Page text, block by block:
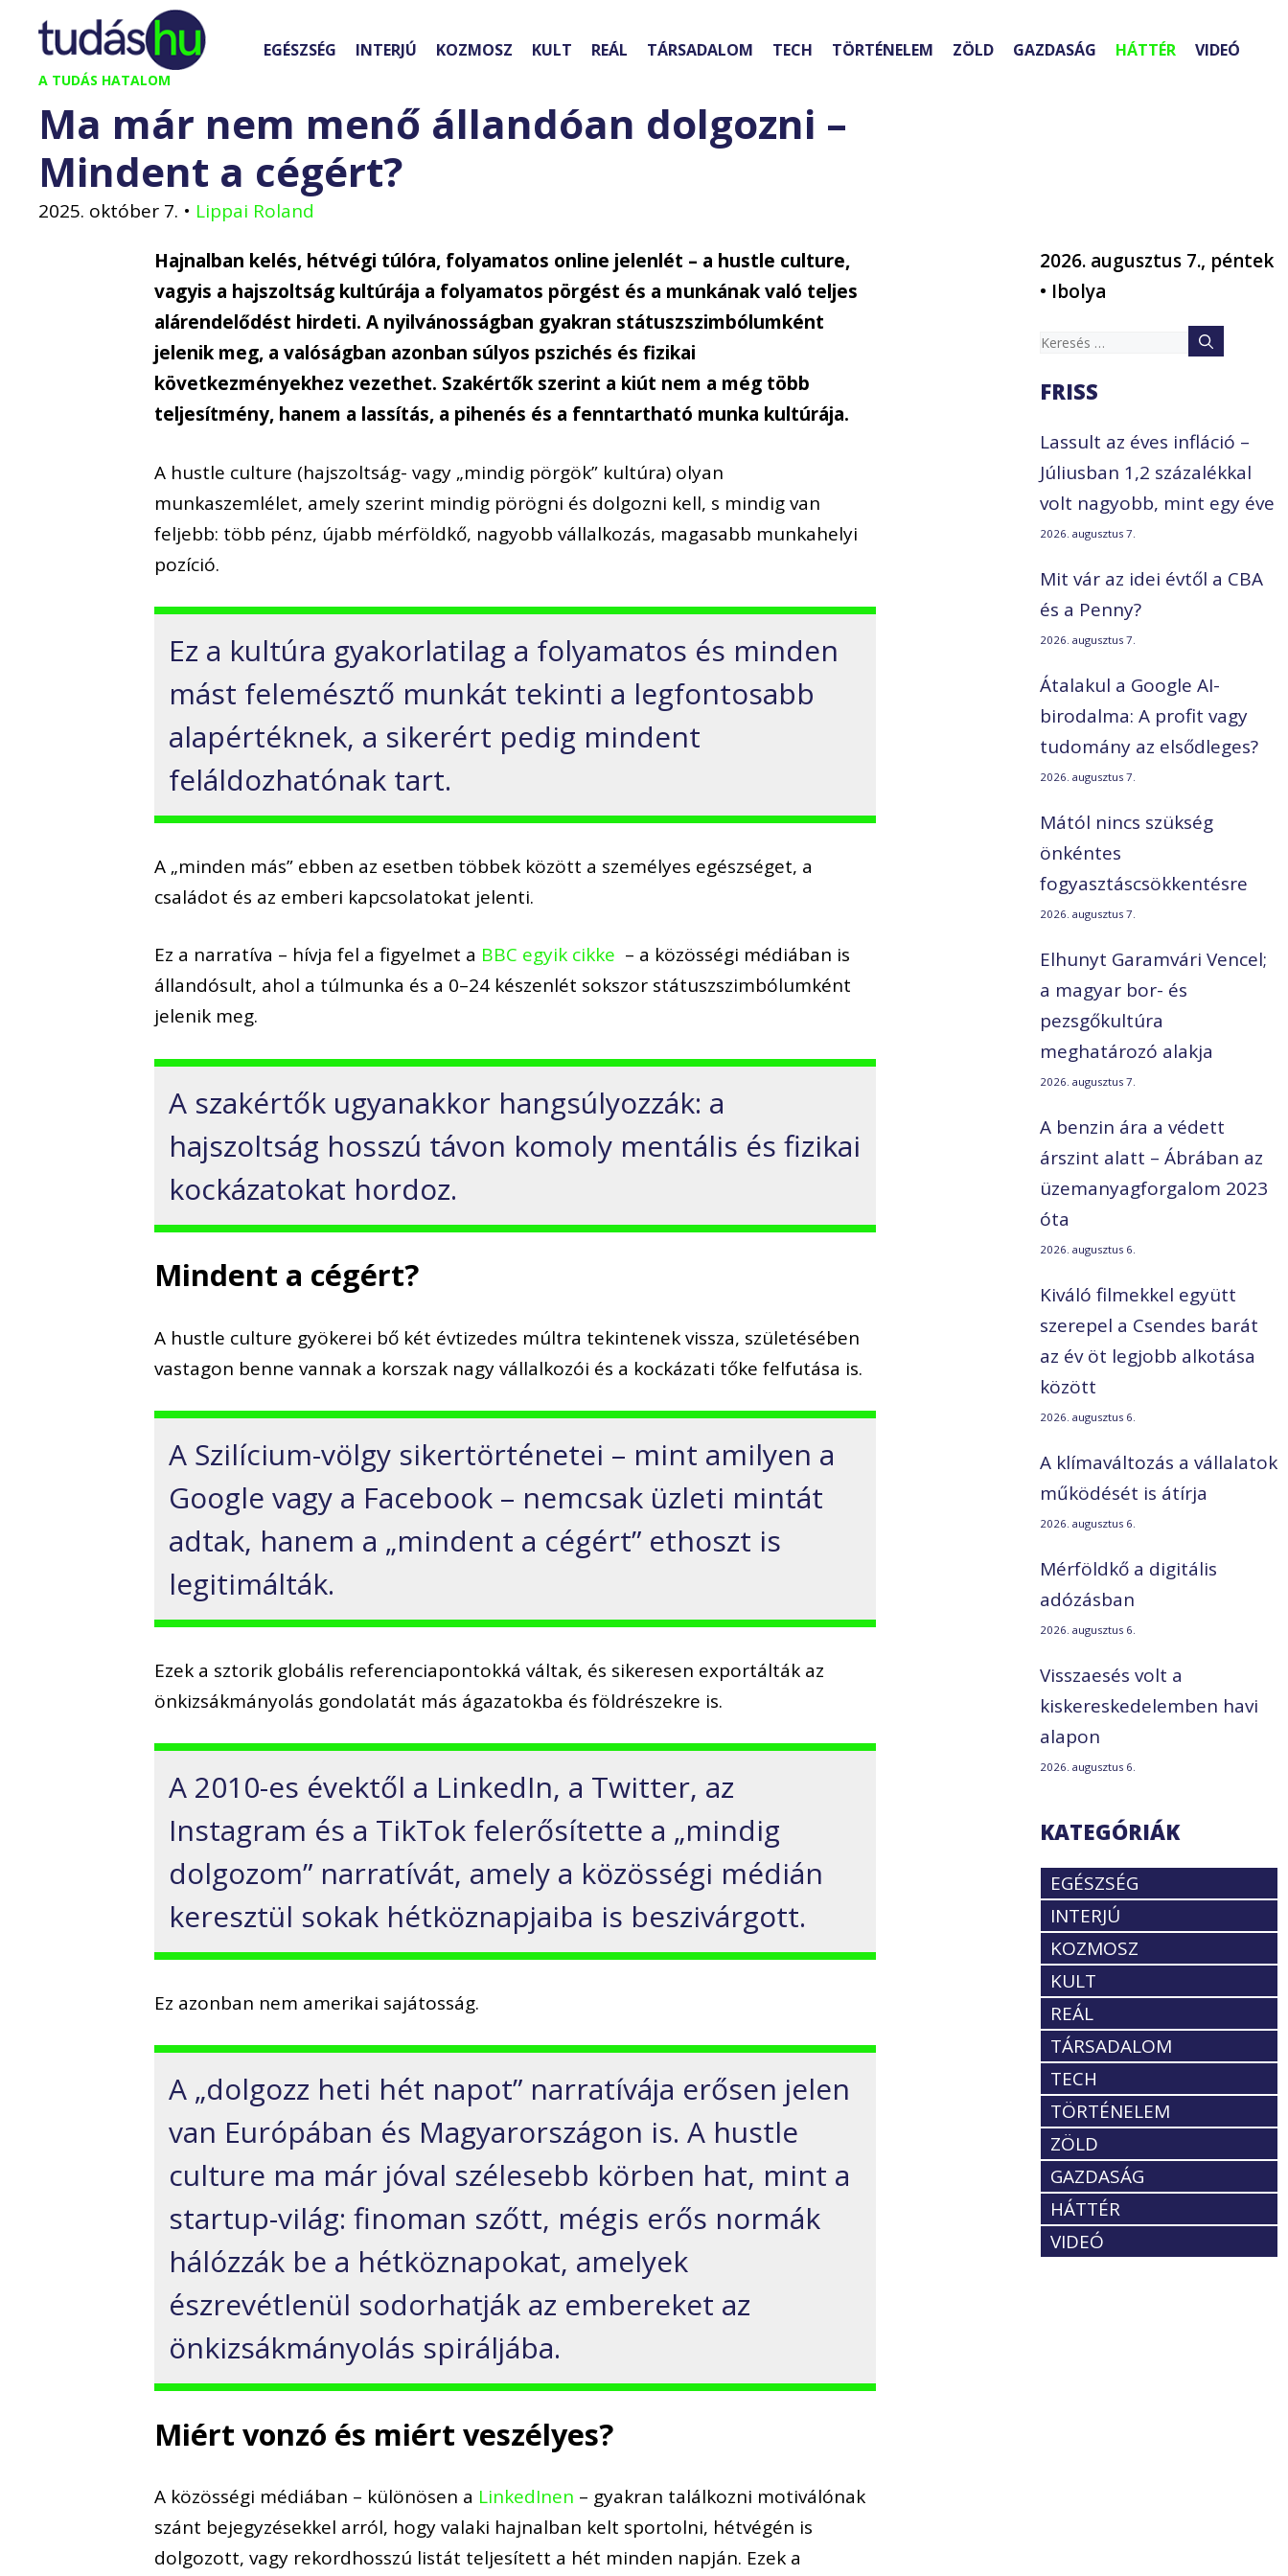
Kilépés
tartalomba
A TUDÁS HATALOM
EGÉSZSÉG INTERJÚ KOZMOSZ KULT REÁL TÁRSADALOM TECH TÖRTÉNELEM ZÖLD GAZDASÁG HÁTTÉR VIDEÓ
Ma már nem menő állandóan dolgozni –
Mindent a cégért?
2025. október 7. • Lippai Roland
Hajnalban kelés, hétvégi túlóra, folyamatos online jelenlét – a hustle culture,
vagyis a hajszoltság kultúrája a folyamatos pörgést és a munkának való teljes
alárendelődést hirdeti. A nyilvánosságban gyakran státuszszimbólumként
jelenik meg, a valóságban azonban súlyos pszichés és fizikai
következményekhez vezethet. Szakértők szerint a kiút nem a még több
teljesítmény, hanem a lassítás, a pihenés és a fenntartható munka kultúrája.
A hustle culture (hajszoltság- vagy „mindig pörgök” kultúra) olyan
munkaszemlélet, amely szerint mindig pörögni és dolgozni kell, s mindig van
feljebb: több pénz, újabb mérföldkő, nagyobb vállalkozás, magasabb munkahelyi
pozíció.
Ez a kultúra gyakorlatilag a folyamatos és minden
mást felemésztő munkát tekinti a legfontosabb
alapértéknek, a sikerért pedig mindent
feláldozhatónak tart.
A „minden más” ebben az esetben többek között a személyes egészséget, a
családot és az emberi kapcsolatokat jelenti.
Ez a narratíva – hívja fel a figyelmet a BBC egyik cikke – a közösségi médiában is
állandósult, ahol a túlmunka és a 0–24 készenlét sokszor státuszszimbólumként
jelenik meg.
A szakértők ugyanakkor hangsúlyozzák: a
hajszoltság hosszú távon komoly mentális és fizikai
kockázatokat hordoz.
Mindent a cégért?
A hustle culture gyökerei bő két évtizedes múltra tekintenek vissza, születésében
vastagon benne vannak a korszak nagy vállalkozói és a kockázati tőke felfutása is.
A Szilícium-völgy sikertörténetei – mint amilyen a
Google vagy a Facebook – nemcsak üzleti mintát
adtak, hanem a „mindent a cégért” ethoszt is
legitimálták.
Ezek a sztorik globális referenciapontokká váltak, és sikeresen exportálták az
önkizsákmányolás gondolatát más ágazatokba és földrészekre is.
A 2010-es évektől a LinkedIn, a Twitter, az
Instagram és a TikTok felerősítette a „mindig
dolgozom” narratívát, amely a közösségi médián
keresztül sokak hétköznapjaiba is beszivárgott.
Ez azonban nem amerikai sajátosság.
A „dolgozz heti hét napot” narratívája erősen jelen
van Európában és Magyarországon is. A hustle
culture ma már jóval szélesebb körben hat, mint a
startup-világ: finoman szőtt, mégis erős normák
hálózzák be a hétköznapokat, amelyek
észrevétlenül sodorhatják az embereket az
önkizsákmányolás spiráljába.
Miért vonzó és miért veszélyes?
A közösségi médiában – különösen a LinkedInen – gyakran találkozni motiválónak
szánt bejegyzésekkel arról, hogy valaki hajnalban kelt sportolni, hétvégén is
dolgozott, vagy rekordhosszú listát teljesített a hét minden napján. Ezek a
2026. augusztus 7., péntek
• Ibolya
Keresés:
FRISS
Lassult az éves infláció –
Júliusban 1,2 százalékkal
volt nagyobb, mint egy éve
2026. augusztus 7.
Mit vár az idei évtől a CBA
és a Penny?
2026. augusztus 7.
Átalakul a Google AI-
birodalma: A profit vagy
tudomány az elsődleges?
2026. augusztus 7.
Mától nincs szükség
önkéntes
fogyasztáscsökkentésre
2026. augusztus 7.
Elhunyt Garamvári Vencel;
a magyar bor- és
pezsgőkultúra
meghatározó alakja
2026. augusztus 7.
A benzin ára a védett
árszint alatt – Ábrában az
üzemanyagforgalom 2023
óta
2026. augusztus 6.
Kiváló filmekkel együtt
szerepel a Csendes barát
az év öt legjobb alkotása
között
2026. augusztus 6.
A klímaváltozás a vállalatok
működését is átírja
2026. augusztus 6.
Mérföldkő a digitális
adózásban
2026. augusztus 6.
Visszaesés volt a
kiskereskedelemben havi
alapon
2026. augusztus 6.
KATEGÓRIÁK
EGÉSZSÉG
INTERJÚ
KOZMOSZ
KULT
REÁL
TÁRSADALOM
TECH
TÖRTÉNELEM
ZÖLD
GAZDASÁG
HÁTTÉR
VIDEÓ